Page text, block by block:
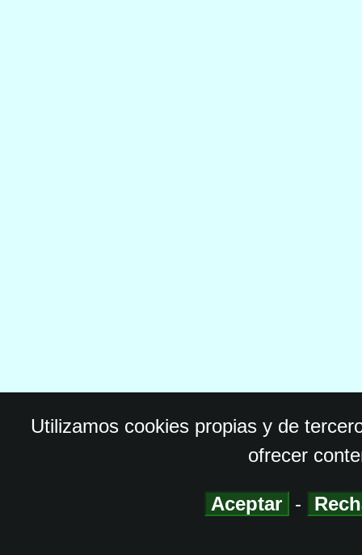
Utilizamos cookies propias y de
ofrecer
Aceptar -